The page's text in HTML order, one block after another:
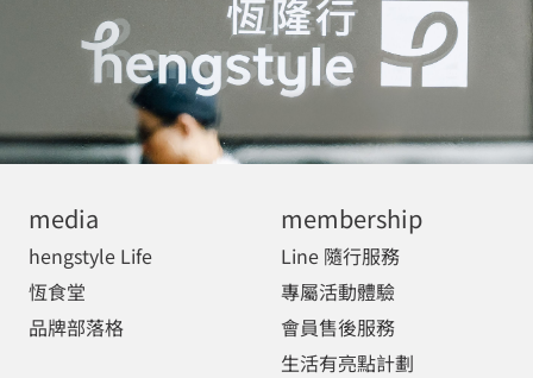
media
hengstyle Life
恆食堂
品牌部落格
membership
Line 隨行服務
專屬活動體驗
會員售後服務
生活有亮點計劃